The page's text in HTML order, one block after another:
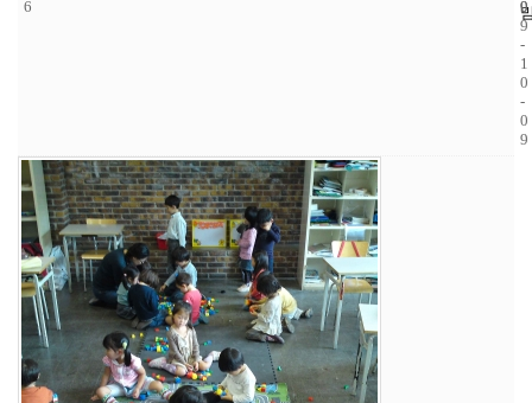
6
9
0
9
-
1
0
-
0
9